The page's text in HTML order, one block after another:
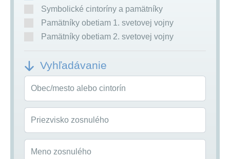
Symbolické cintoríny a pamätníky
Pamätníky obetiam 1. svetovej vojny
Pamätníky obetiam 2. svetovej vojny
Vyhľadávanie
Obec/mesto alebo cintorín
Priezvisko zosnulého
Meno zosnulého